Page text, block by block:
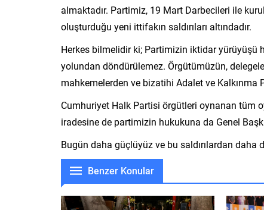
almaktadır. Partimiz, 19 Mart Darbecileri ile
oluşturduğu yeni ittifakın saldırıları altındadır.
Herkes bilmelidir ki; Partimizin iktidar
yolundan döndürülemez. Örgütümüzün,
mahkemelerden ve bizatihi Adalet ve Kalkınma
Cumhuriyet Halk Partisi örgütleri oynanan tüm
iradesine de partimizin hukukuna da Genel
Bugün daha güçlüyüz ve bu saldırılardan daha
Benzer Konular